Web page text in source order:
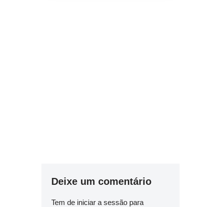
Deixe um comentário
Tem de iniciar a sessão para